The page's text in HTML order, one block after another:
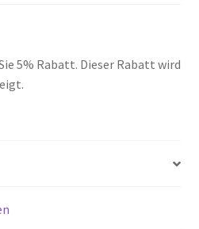
5% Rabatt. Dieser Rabatt wird